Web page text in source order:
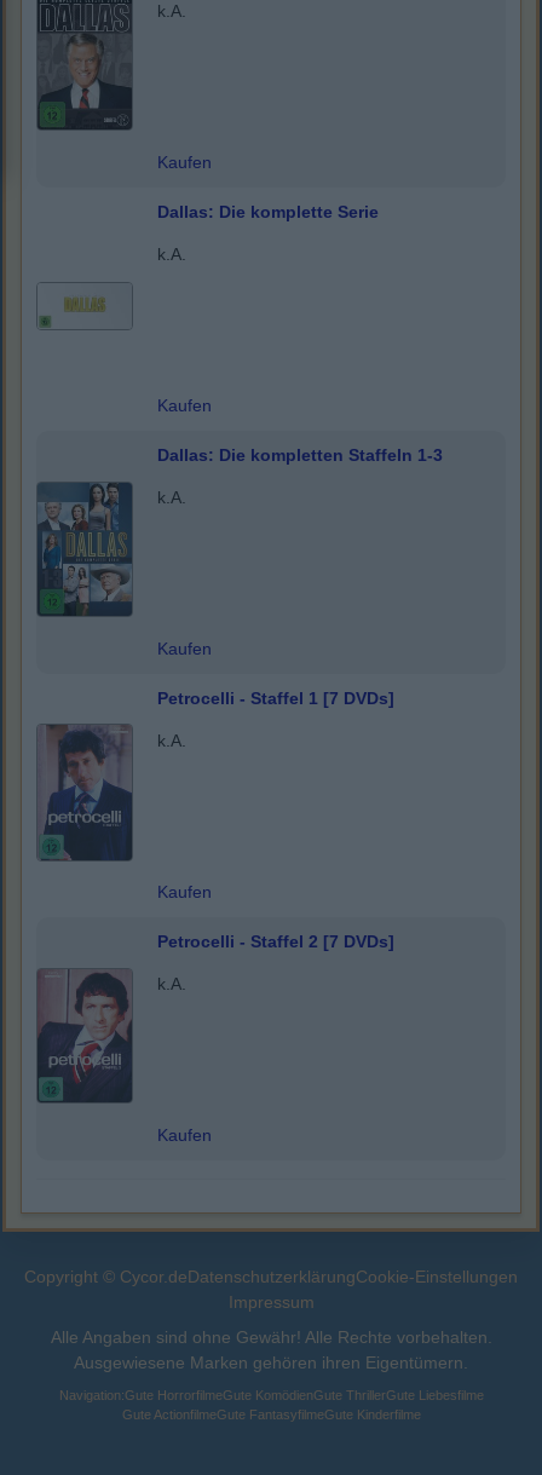
k.A.
Kaufen
Dallas: Die komplette Serie
k.A.
Kaufen
Dallas: Die kompletten Staffeln 1-3
k.A.
Kaufen
Petrocelli - Staffel 1 [7 DVDs]
k.A.
Kaufen
Petrocelli - Staffel 2 [7 DVDs]
k.A.
Kaufen
Copyright © Cycor.deDatenschutzerklärungCookie-Einstellungen
Impressum
Alle Angaben sind ohne Gewähr! Alle Rechte vorbehalten.
Ausgewiesene Marken gehören ihren Eigentümern.
Navigation:Gute HorrorfilmeGute KomödienGute ThrillerGute Liebesfilme
Gute ActionfilmeGute FantasyfilmeGute Kinderfilme